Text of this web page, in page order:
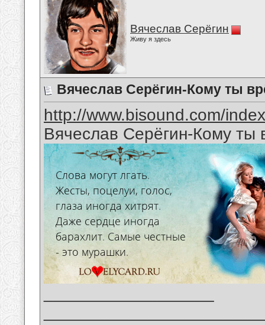
Вячеслав Серёгин
Живу я здесь
Вячеслав Серёгин-Кому ты
http://www.bisound.com/
Вячеслав Серёгин-Кому ты